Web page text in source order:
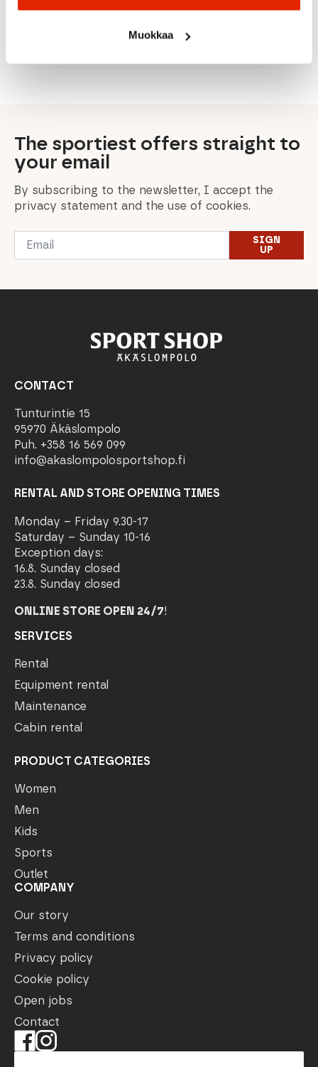
Muokkaa
Ranger Jr
Walker Jr
The sportiest offers straight to
your email
By subscribing to the newsletter, I accept the
privacy statement and the use of cookies.
Email
SIGN
UP
CONTACT
Tunturintie 15
95970 Äkäslompolo
Puh. +358 16 569 099
info@akaslompolosportshop.fi
RENTAL AND STORE OPENING TIMES
Monday – Friday 9.30-17
Saturday – Sunday 10-16
Exception days:
16.8. Sunday closed
23.8. Sunday closed
ONLINE STORE OPEN 24/7!
SERVICES
Rental
Equipment rental
Maintenance
Cabin rental
PRODUCT CATEGORIES
Women
Men
Kids
Sports
Outlet
COMPANY
Our story
Terms and conditions
Privacy policy
Cookie policy
Open jobs
Contact